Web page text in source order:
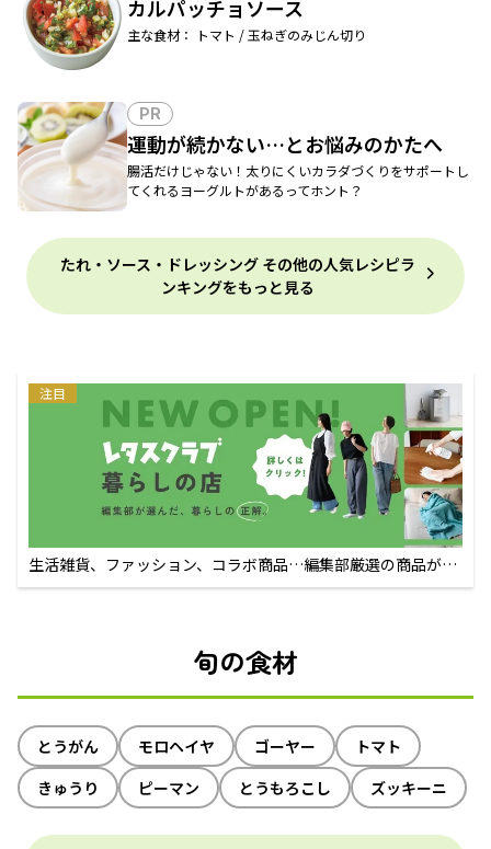
カルパッチョソース
主な食材： トマト / 玉ねぎのみじん切り
PR
運動が続かない…とお悩みのかたへ
腸活だけじゃない！太りにくいカラダづくりをサポートし
てくれるヨーグルトがあるってホント？
たれ・ソース・ドレッシング その他の人気レシピラ
ンキングをもっと見る
注目
生活雑貨、ファッション、コラボ商品…編集部厳選の商品が買
えるECサイト
旬の食材
とうがん モロヘイヤ ゴーヤー
トマト
きゅうり
ピーマン とうもろこし ズッキーニ